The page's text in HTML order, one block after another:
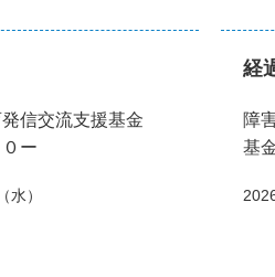
発信交流支援基金
ー
水）
経
障
基